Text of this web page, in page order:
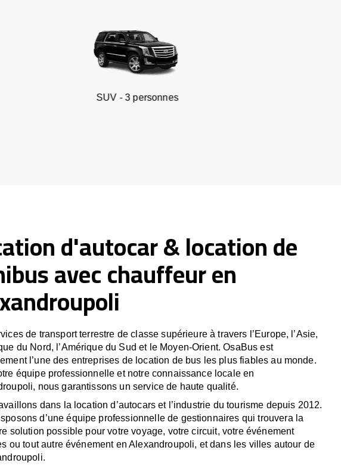
SUV - 3 personnes
d'autocar & location de
avec chauffeur en
de transport terrestre de classe supérieure à travers l’Europe, l’Asie,
du Nord, l’Amérique du Sud et le Moyen-Orient. OsaBus est
l’une des entreprises de location de bus les plus fiables au monde.
équipe professionnelle et notre connaissance locale en
nous garantissons un service de haute qualité.
dans la location d’autocars et l’industrie du tourisme depuis 2012.
d’une équipe professionnelle de gestionnaires qui trouvera la
solution possible pour votre voyage, votre circuit, votre événement
ou tout autre événement en Alexandroupoli, et dans les villes autour de